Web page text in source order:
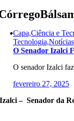
Capa,Ciência e
O Senador Izalci
O senador Izalci
fevereiro 27, 2025
Izalci – Senador da